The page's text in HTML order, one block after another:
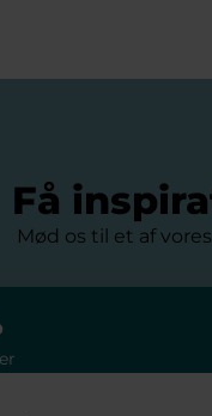
Få
Mød os til et af
Kom hurtigere fra